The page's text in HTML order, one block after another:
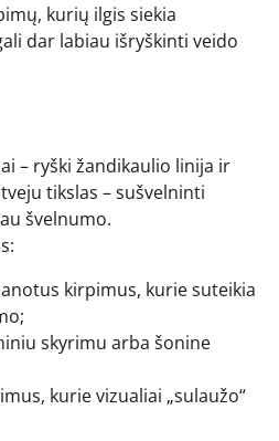
kurių ilgis siekia
dar labiau išryškinti veido
– ryški žandikaulio linija ir
tikslas – sušvelninti
švelnumo.
kirpimus, kurie suteikia
skyrimu arba šonine
kurie vizualiai „sulaužo“